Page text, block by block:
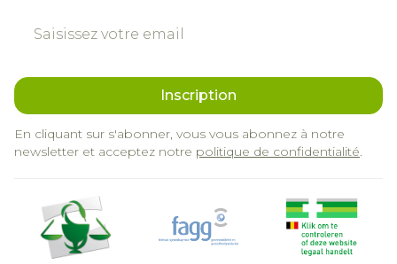
Inscription
En cliquant sur s'abonner, vous vous abonnez à notre
newsletter et acceptez notre politique de confidentialité.